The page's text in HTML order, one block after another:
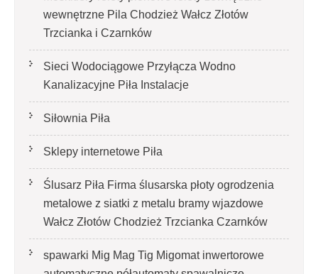
wewnętrzne Pila Chodzież Wałcz Złotów
Trzcianka i Czarnków
Sieci Wodociągowe Przyłącza Wodno
Kanalizacyjne Piła Instalacje
Siłownia Piła
Sklepy internetowe Piła
Ślusarz Piła Firma ślusarska płoty ogrodzenia
metalowe z siatki z metalu bramy wjazdowe
Wałcz Złotów Chodzież Trzcianka Czarnków
spawarki Mig Mag Tig Migomat inwertorowe